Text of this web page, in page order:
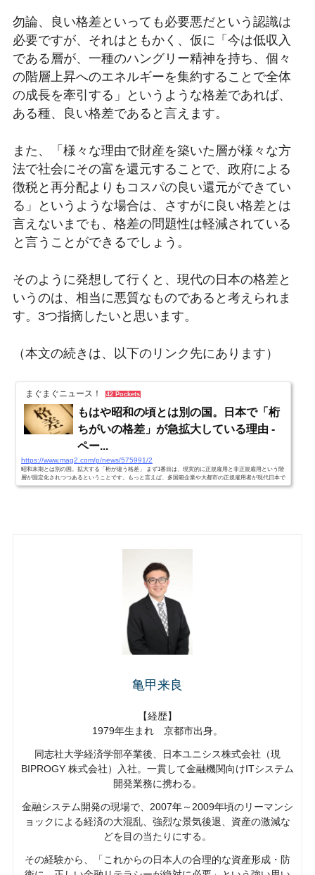
勿論、良い格差といっても必要悪だという認識は
必要ですが、それはともかく、仮に「今は低収入
である層が、一種のハングリー精神を持ち、個々
の階層上昇へのエネルギーを集約することで全体
の成長を牽引する」というような格差であれば、
ある種、良い格差であると言えます。
また、「様々な理由で財産を築いた層が様々な方
法で社会にその富を還元することで、政府による
徴税と再分配よりもコスパの良い還元ができてい
る」というような場合は、さすがに良い格差とは
言えないまでも、格差の問題性は軽減されている
と言うことができるでしょう。
そのように発想して行くと、現代の日本の格差と
いうのは、相当に悪質なものであると考えられま
す。3つ指摘したいと思います。
（本文の続きは、以下のリンク先にあります）
まぐまぐニュース！ 42 Pockets
もはや昭和の頃とは別の国。日本で「桁
ちがいの格差」が急拡大している理由 -
ペー...
https://www.mag2.com/p/news/575991/2
昭和末期とは別の国。拡大する「桁が違う格差」 まず1番目は、現実的に正規雇用と非正規雇用という階
層が固定化されつつあるということです。もっと言えば、多国籍企業や大都市の正規雇用者が現代日本で
は貴族階級に属し、国内産業や地…
亀甲来良
【経歴】
1979年生まれ 京都市出身。
同志社大学経済学部卒業後、日本ユニシス株式会社（現
BIPROGY 株式会社）入社。一貫して金融機関向けITシステム
開発業務に携わる。
金融システム開発の現場で、2007年～2009年頃のリーマンシ
ョックによる経済の大混乱、強烈な景気後退、資産の激減な
どを目の当たりにする。
その経験から、「これからの日本人の合理的な資産形成・防